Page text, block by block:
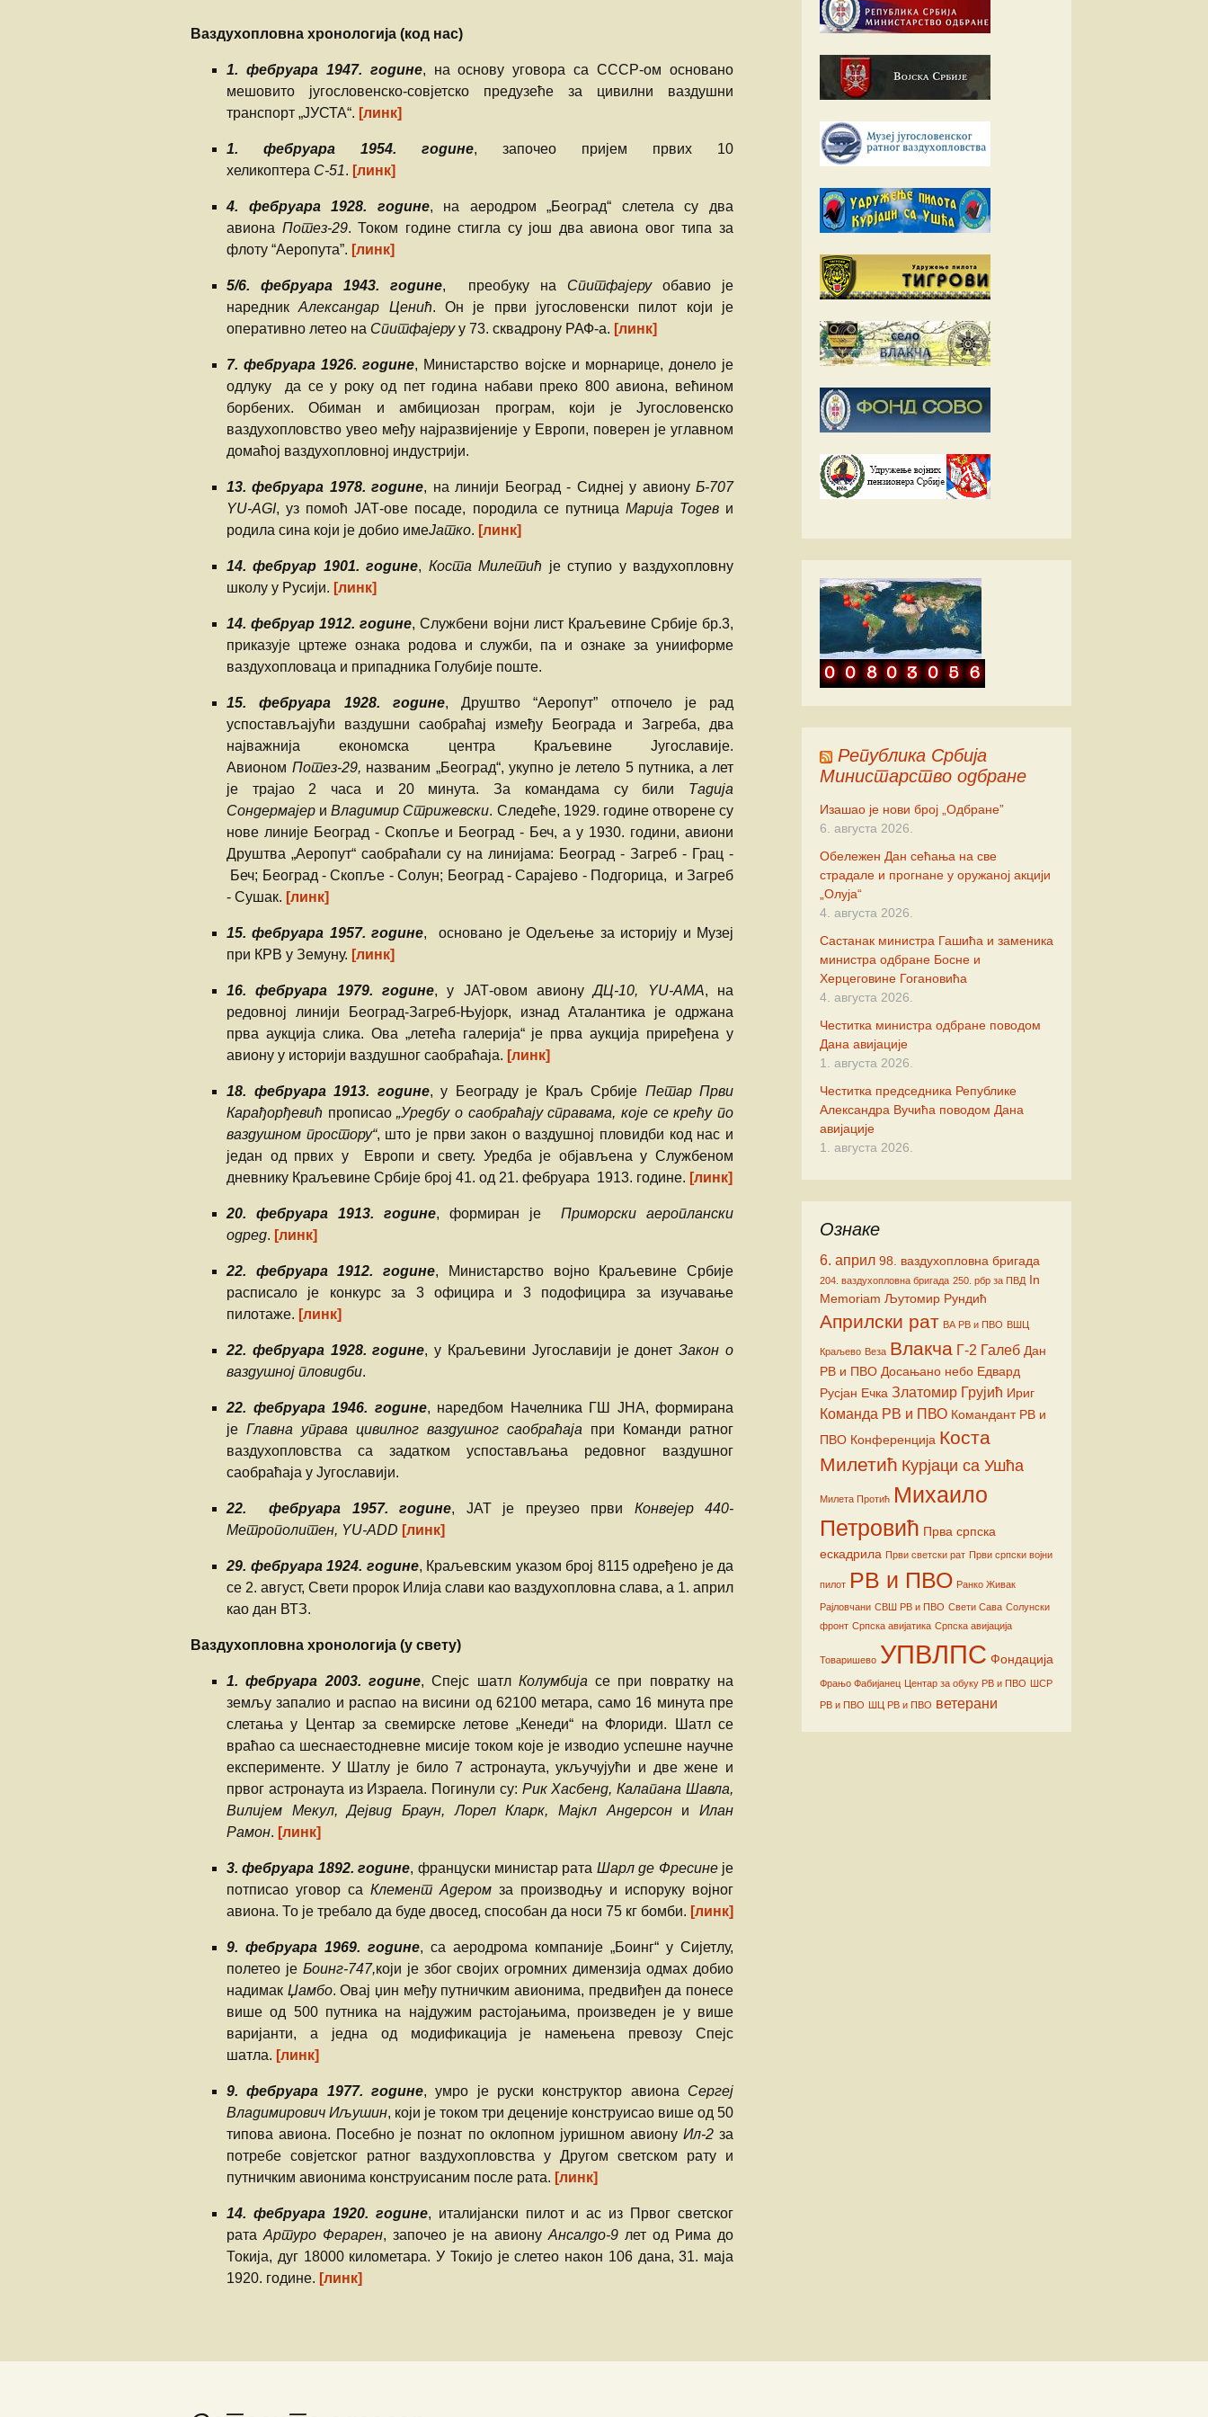
Л-17 МиГ-21 бис
Ј-22 ОРАО
В-53 УТВА-75
АНТОНОВ Ан-2 ТД
АНТОНОВ Ан-26
ЈАКОВЉЕВ Јак-40
ПАЈПЕР Па-34
СЕНЕКА
ХН-47 Ми-24В
Настанак и развој
авионом Ан-26
Крвави празник
Обарање авиона
Ф-86Д
Прећутана операција
„Брезна“
Прича о Јосипу
Од „Црних пантера“ до
„Рисова са Врбаса“
Јастребови са
Маховљана и Удбине
РВ и ПВО Српске
војске Крајине
Сви смо ми
падобранци…
Путник по ургенцији
Удар лоптасте муње
„РУНДИЋЕВА
СУПРУГА“
Данко Боројевић:
АВИЈАЦИЈА
РЕПУБЛИКЕ СРПСКЕ
КРАЈИНЕ У РАТУ
1992-1995
Април
Мај
Август
Октобар
Новембар
Децембар
Бранко Вукосављевић
Милан С. Узелац
Милутин Недић
Милојко Јанковић
Боривоје Мирковић
Петар Вукчевић
Миле М. Павичић
Зденко Улепић
Енвер Ћемаловић
Слободан Алагић
Антон Тус
Звонко Јурјевић
Божидар Стевановић
Милоје Павловић
Љубиша Величковић
Спасоје Смиљанић
Бранислав Петровић
Владимир Старчевић
Владан Марјановић
Драган Катанић
Бранко Вукосављевић
Радоје Рака Љутовац
Едвард Русјан
Ваздухопловни билтен
2015
Ваздухопловни билтен
2016
2017
Ваздухопловни билтен
2019
Ваздухопловни билтен
2020
Ваздухопловни билтен
2021
Е-К
П-У
Ваздухопловна хронологија (код нас)
1. фебруара 1947. године, на основу уговора са СССР-ом основано
мешовито југословенско-совјетско предузеће за цивилни ваздушни
транспорт „ЈУСТА“. [линк]
1. фебруара 1954. године, започео пријем првих 10
хеликоптера С-51. [линк]
4. фебруара 1928. године, на аеродром „Београд“ слетела су два
авиона Потез-29. Током године стигла су још два авиона овог типа за
флоту “Аеропута”. [линк]
5/6. фебруара 1943. године, преобуку на Спитфајеруобавио је
наредникАлександар Ценић. Он је први југословенски пилот који је
оперативно летео на Спитфајеруу 73. сквадрону РАФ-а. [линк]
7. фебруара 1926. године, Министарство војске и морнарице, донело је
одлуку да се у року од пет година набави преко 800 авиона, већином
борбених. Обиман и амбициозан програм, који је Југословенско
ваздухопловство увео међу најразвијеније у Европи, поверен је углавном
домаћој ваздухопловној индустрији.
13. фебруара 1978. године, на линији Београд - Сиднеј у авионуБ-707
YU-AGI, уз помоћ ЈАТ-ове посаде, породила се путница Марија Тодеви
родила сина који је добио имеЈатко. [линк]
14. фебруар 1901. године, Коста Милетић је ступио у ваздухопловну
школу у Русији. [линк]
14. фебруар 1912. године, Службени војни лист Краљевине Србије бр.3,
приказује цртеже ознака родова и служби, па и ознаке за унииформе
ваздухопловаца и припадника Голубије поште.
15. фебруара 1928. године, Друштво “Аеропут” отпочело је рад
успостављајући ваздушни саобраћај између Београда и Загреба, два
најважнија економска центра Краљевине Југославије.
Авионом Потез-29, названим „Београд“, укупно је летело 5 путника, а лет
је трајао 2 часа и 20 минута. За командама су били Тадија
Сондермајер иВладимир Стрижевски. Следеће, 1929. године отворене су
нове линије Београд - Скопље и Београд - Беч, а у 1930. години, авиони
Друштва „Аеропут“ саобраћали су на линијама: Београд - Загреб - Грац -
Беч; Београд - Скопље - Солун; Београд - Сарајево - Подгорица, и Загреб
- Сушак. [линк]
15. фебруара 1957. године, основано је Одељење за историју и Музеј
при КРВ у Земуну. [линк]
16. фебруара 1979. године, у ЈАТ-овом авионуДЦ-10, YU-AMA, на
редовној линији Београд-Загреб-Њујорк, изнад Аталантика је одржана
прва аукција слика. Ова „летећа галерија“ је прва аукција приређена у
авиону у историји ваздушног саобраћаја. [линк]
18. фебруара 1913. године, у Београду је Краљ Србије Петар Први
Карађорђевић прописао„Уредбу о саобраћају справама, које се крећу по
ваздушном простору“, што је први закон о ваздушној пловидби код нас и
један од првих у Европи и свету. Уредба је објављена у Службеном
дневнику Краљевине Србије број 41. од 21. фебруара 1913. године. [линк]
20. фебруара 1913. године, формиран је Приморски аероплански
одред. [линк]
22. фебруара 1912. године, Министарство војно Краљевине Србије
расписало је конкурс за 3 официра и 3 подофицира за изучавање
пилотаже. [линк]
22. фебруара 1928. године, у Краљевини Југославији је донетЗакон о
ваздушној пловидби.
22. фебруара 1946. године, наредбом Начелника ГШ ЈНА, формирана
је Главна управа цивилног ваздушног саобраћаја при Команди ратног
ваздухопловства са задатком успостављања редовног ваздушног
саобраћаја у Југославији.
22. фебруара 1957. године, ЈАТ је преузео први Конвејер 440-
Метрополитен, YU-ADD [линк]
29. фебруара 1924. године, Краљевским указом број 8115 одређено је да
се 2. aвгуст, Свети пророк Илија слави као ваздухопловна слава, а 1. април
као дан ВТЗ.
Ваздухопловна хронологија (у свету)
1. фебруара 2003. године, Спејс шатлКолумбијасе при повратку на
земљу запалио и распао на висини од 62100 метара, само 16 минута пре
слетања у Центар за свемирске летове „Кенеди“ на Флориди. Шатл се
враћао са шеснаестодневне мисије током које је изводио успешне научне
експерименте. У Шатлу је било 7 астронаута, укључујући и две жене и
првог астронаута из Израела. Погинули су: Рик Хасбенд, Калапана Шавла,
Вилијем Мекул, Дејвид Браун, Лорел Кларк, Мајкл АндерсониИлан
Рамон. [линк]
3. фебруара 1892. године, француски министар рата Шарл де Фресинеје
потписао уговор са Клемент Адером за производњу и испоруку војног
авиона. То је требало да буде двосед, способан да носи 75 кг бомби. [линк]
9. фебруара 1969. године, са аеродрома компаније „Боинг“ у Сијетлу,
полетео је Боинг-747,који је због својих огромних димензија одмах добио
надимак Џамбо. Овај џин међу путничким авионима, предвиђен да понесе
више од 500 путника на најдужим растојањима, произведен је у више
варијанти, а једна од модификација је намењена превозу Спејс
шатла. [линк]
9. фебруара 1977. године, умро је руски конструктор авиона Сергеј
Владимирович Иљушин, који је током три деценије конструисао више од 50
типова авиона. Посебно је познат по оклопном јуришном авионуИл-2за
потребе совјетског ратног ваздухопловства у Другом светском рату и
путничким авионима конструисаним после рата. [линк]
14. фебруара 1920. године, италијански пилот и ас из Првог светског
ратаАртуро Ферарен, започео је на авиону Ансалдо-9 лет од Рима до
Токија, дуг 18000 километара. У Токијо је слетео након 106 дана, 31. маја
1920. године. [линк]
Република Србија
Министарство одбране
Изашао је нови број „Одбране”
6. августа 2026.
Обележен Дан сећања на све
страдале и прогнане у оружаној акцији
„Олуја“
4. августа 2026.
Састанак министра Гашића и заменика
министра одбране Босне и
Херцеговине Гогановића
4. августа 2026.
Честитка министра одбране поводом
Дана авијације
1. августа 2026.
Честитка председника Републике
Александра Вучића поводом Дана
авијације
1. августа 2026.
Ознаке
6. април 98. ваздухопловна бригада
204. ваздухопловна бригада 250. рбр за ПВД In
Memoriam Љутомир Рундић
Априлски рат ВА РВ и ПВО ВШЦ
Краљево Веза Влакча Г-2 Галеб Дан
РВ и ПВО Досањано небо Едвард
Русјан Ечка Златомир Грујић Ириг
Команда РВ и ПВО Командант РВ и
ПВО Конференција Коста
Милетић Курјаци са Ушћа
Милета Протић Михаило
Петровић Прва српска
ескадрила Први светски рат Први српски војни
пилот РВ и ПВО Ранко Живак
Рајловчани СВШ РВ и ПВО Свети Сава Солунски
фронт Српска авијатика Српска авијација
Товаришево УПВЛПС Фондација
Фрањо Фабијанец Центар за обуку РВ и ПВО ШСР
РВ и ПВО ШЦ РВ и ПВО ветерани